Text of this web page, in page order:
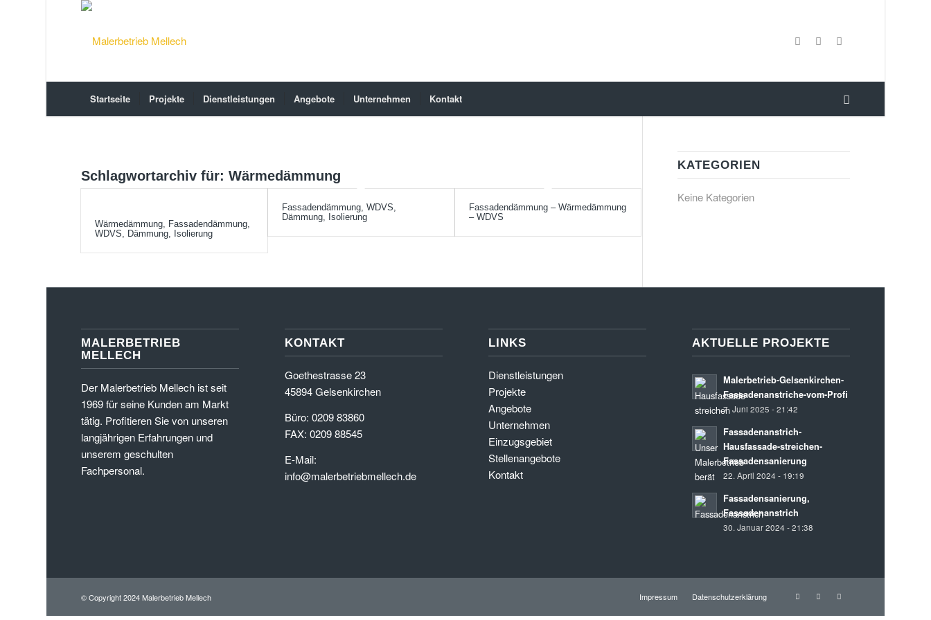
Startseite Projekte Dienstleistungen Angebote Unternehmen Kontakt
Schlagwortarchiv für:Wärmedämmung
Wärmedämmung, Fassadendämmung,
WDVS, Dämmung, Isolierung
Fassadendämmung, WDVS,
Dämmung, Isolierung
Fassadendämmung – Wärmedämmung
– WDVS
KATEGORIEN
Keine Kategorien
MALERBETRIEB
MELLECH
Der Malerbetrieb Mellech ist seit
1969 für seine Kunden am Markt
tätig. Profitieren Sie von unseren
langjährigen Erfahrungen und
unserem geschulten
Fachpersonal.
KONTAKT
Goethestrasse 23
45894 Gelsenkirchen
Büro: 0209 83860
FAX: 0209 88545
E-Mail:
info@malerbetriebmellech.de
LINKS
Dienstleistungen
Projekte
Angebote
Unternehmen
Einzugsgebiet
Stellenangebote
Kontakt
AKTUELLE PROJEKTE
Malerbetrieb-Gelsenkirchen-
Fassadenanstriche-vom-Profi
7. Juni 2025 - 21:42
Fassadenanstrich-
Hausfassade-streichen-
Fassadensanierung
22. April 2024 - 19:19
Fassadensanierung,
Fassadenanstrich
30. Januar 2024 - 21:38
© Copyright 2024 Malerbetrieb Mellech Impressum Datenschutzerklärung